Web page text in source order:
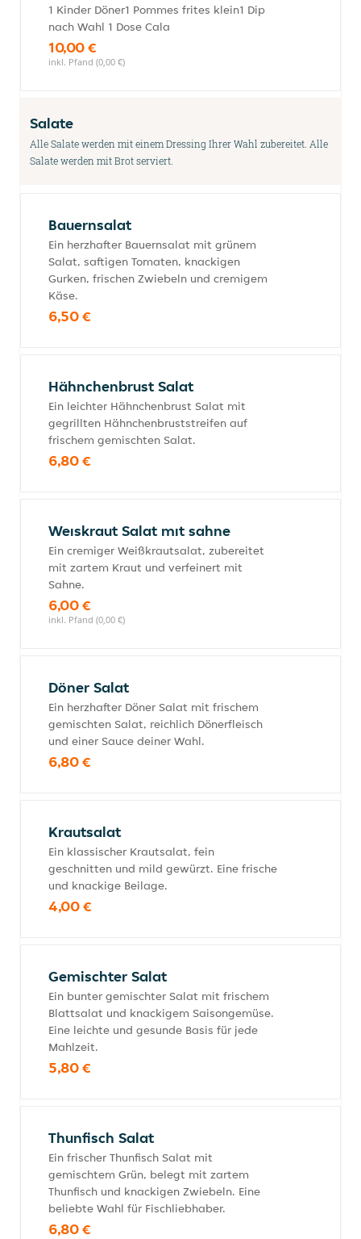
1 Kinder Döner1 Pommes frites klein1 Dip
nach Wahl 1 Dose Cala
10,00 €
inkl. Pfand (0,00 €)
Salate
Alle Salate werden mit einem Dressing Ihrer Wahl zubereitet. Alle
Salate werden mit Brot serviert.
Bauernsalat
Ein herzhafter Bauernsalat mit grünem
Salat, saftigen Tomaten, knackigen
Gurken, frischen Zwiebeln und cremigem
Käse.
6,50 €
Hähnchenbrust Salat
Ein leichter Hähnchenbrust Salat mit
gegrillten Hähnchenbruststreifen auf
frischem gemischten Salat.
6,80 €
Weıskraut Salat mıt sahne
Ein cremiger Weißkrautsalat, zubereitet
mit zartem Kraut und verfeinert mit
Sahne.
6,00 €
inkl. Pfand (0,00 €)
Döner Salat
Ein herzhafter Döner Salat mit frischem
gemischten Salat, reichlich Dönerfleisch
und einer Sauce deiner Wahl.
6,80 €
Krautsalat
Ein klassischer Krautsalat, fein
geschnitten und mild gewürzt. Eine frische
und knackige Beilage.
4,00 €
Gemischter Salat
Ein bunter gemischter Salat mit frischem
Blattsalat und knackigem Saisongemüse.
Eine leichte und gesunde Basis für jede
Mahlzeit.
5,80 €
Thunfisch Salat
Ein frischer Thunfisch Salat mit
gemischtem Grün, belegt mit zartem
Thunfisch und knackigen Zwiebeln. Eine
beliebte Wahl für Fischliebhaber.
6,80 €